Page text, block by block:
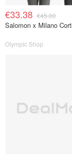
€33.38 €45.00
Salomon x Milano
Olympic Shop